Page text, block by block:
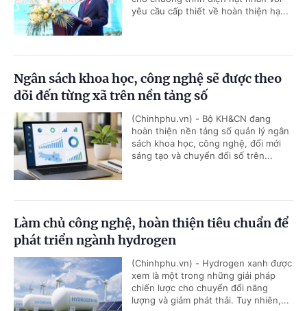
yêu cầu cấp thiết về hoàn thiện hạ...
Ngân sách khoa học, công nghệ sẽ được theo
dõi đến từng xã trên nền tảng số
(Chinhphu.vn) - Bộ KH&CN đang
hoàn thiện nền tảng số quản lý ngân
sách khoa học, công nghệ, đổi mới
sáng tạo và chuyển đổi số trên...
Làm chủ công nghệ, hoàn thiện tiêu chuẩn để
phát triển ngành hydrogen
(Chinhphu.vn) - Hydrogen xanh được
xem là một trong những giải pháp
chiến lược cho chuyển đổi năng
lượng và giảm phát thải. Tuy nhiên,...